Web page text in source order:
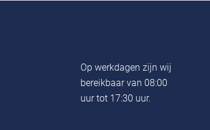
Op werkdagen zijn wij
bereikbaar van 08:00
uur tot 17:30 uur.